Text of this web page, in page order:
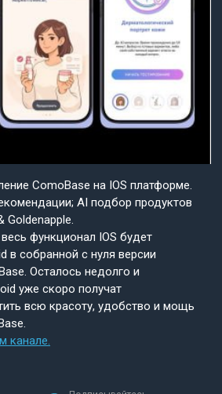
ComoBase на IOS платформе.
AI подбор продуктов
Goldenapple.
функционал IOS будет
в собранной с нуля версии
Осталось недолго и
уже скоро получат
всю красоту, удобство и мощь
канале.